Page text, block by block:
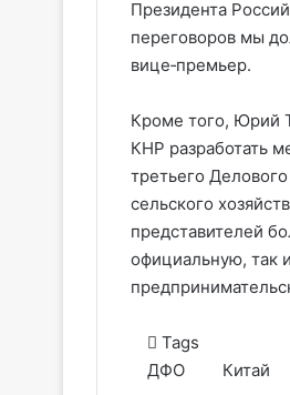
Президента
переговоров мы
вице‑премьер.
Кроме того, Юрий
КНР разработать
третьего
сельского
представителей
официальную, так
Tags
ДФО
Китай